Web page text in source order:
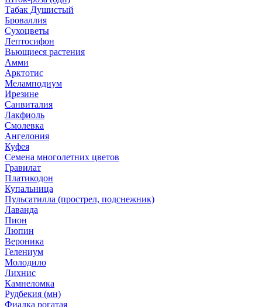
Табак Душистый
Броваллия
Сухоцветы
Лептосифон
Вьющиеся растения
Амми
Арктотис
Меламподиум
Ирезине
Санвиталия
Лакфиоль
Смолевка
Ангелония
Куфея
Семена многолетних цветов
Гравилат
Платикодон
Купальница
Пульсатилла (прострел, подснежник)
Лаванда
Пион
Люпин
Вероника
Гелениум
Молодило
Лихнис
Камнеломка
Рудбекия (мн)
Фиалка рогатая